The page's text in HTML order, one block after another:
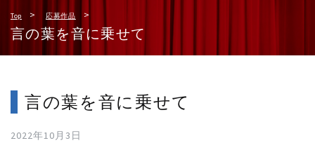
Top 応募作品
言の葉を音に乗せて
言の葉を音に乗せて
2022年10月3日